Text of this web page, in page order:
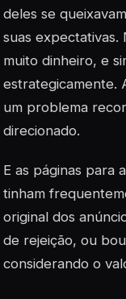
deles se
suas expectativas.
muito dinheiro, e
estrategicamente.
um problema
direcionado.
E as páginas para
tinham
original dos
de rejeição, ou
considerando o